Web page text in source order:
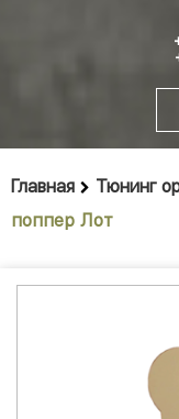
Главная Тюнинг
поппер Лот